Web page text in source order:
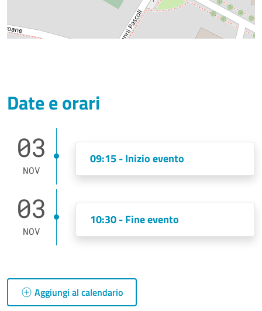
Date e orari
03
NOV
09:15 - Inizio evento
03
NOV
10:30 - Fine evento
Aggiungi al calendario